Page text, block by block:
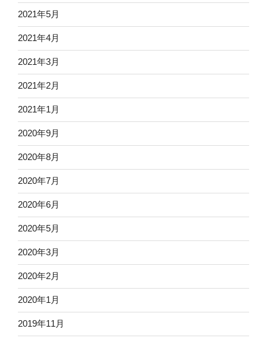
2021年5月
2021年4月
2021年3月
2021年2月
2021年1月
2020年9月
2020年8月
2020年7月
2020年6月
2020年5月
2020年3月
2020年2月
2020年1月
2019年11月